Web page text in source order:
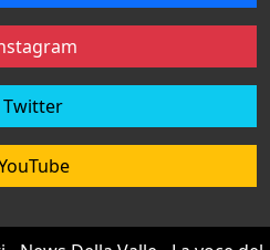
Twitter